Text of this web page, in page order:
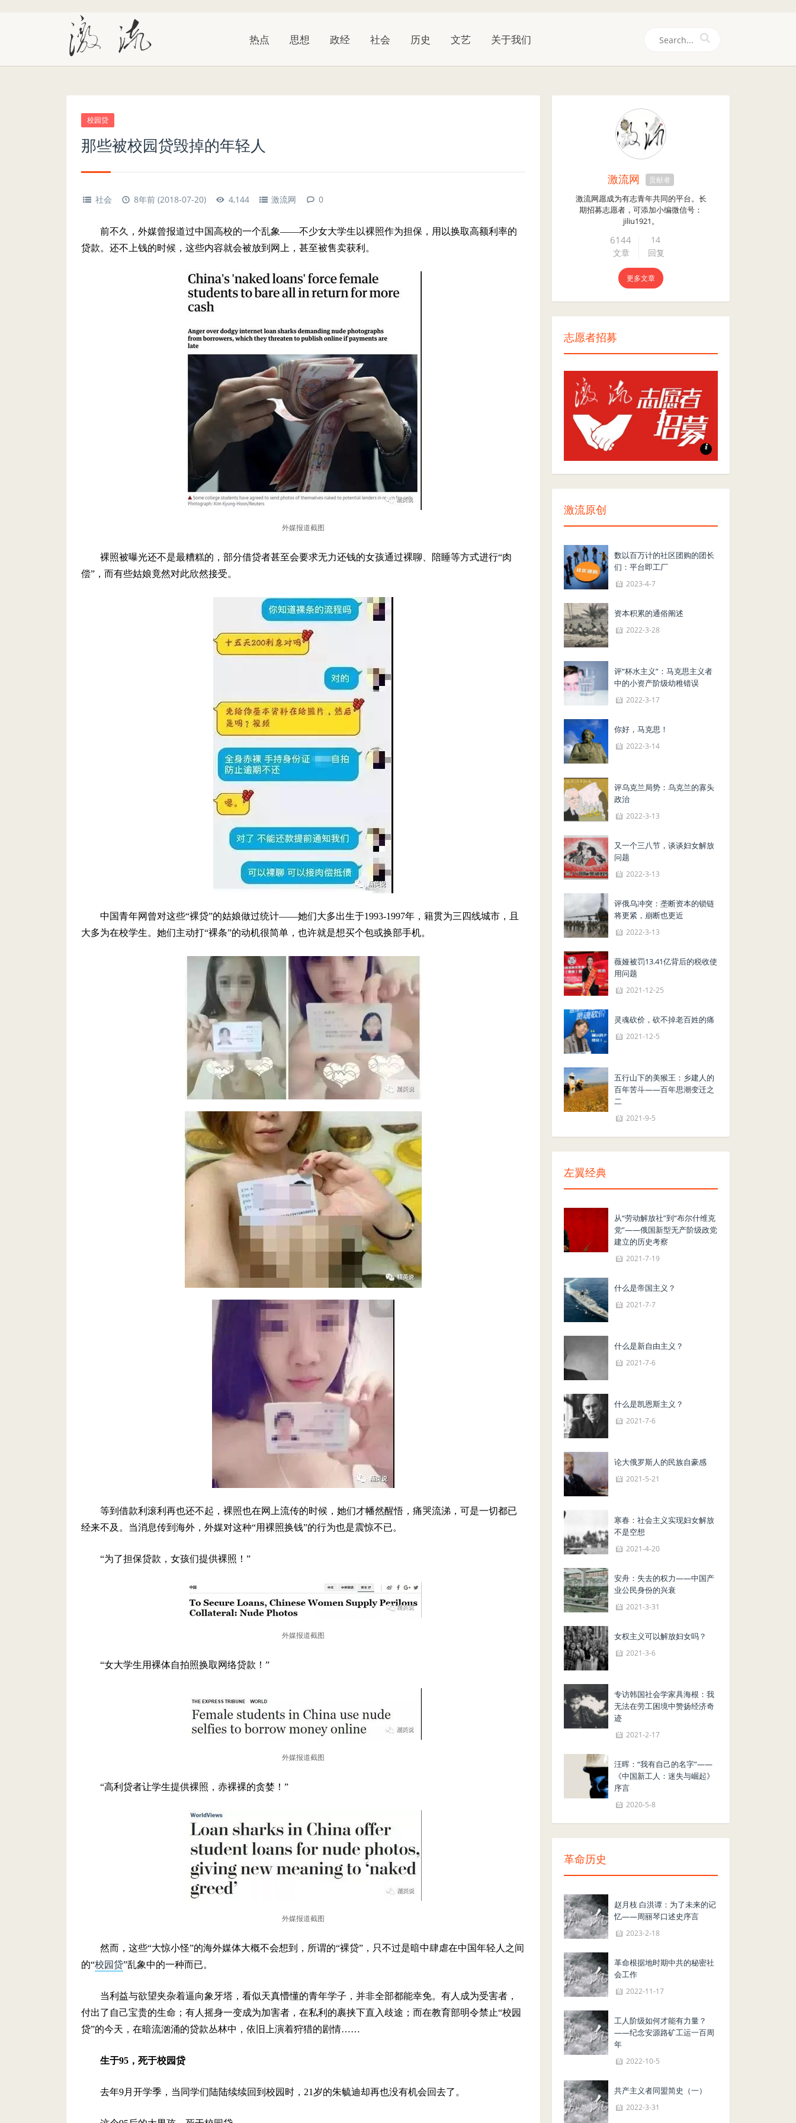
热点 思想 政经 社会 历史 文艺 关于我们
校园贷
那些被校园贷毁掉的年轻人
社会 8年前 (2018-07-20) 4,144 激流网 0
前不久，外媒曾报道过中国高校的一个乱象——不少女大学生以裸照作为担保，用以换取高额利率的
贷款。还不上钱的时候，这些内容就会被放到网上，甚至被售卖获利。
外媒报道截图
裸照被曝光还不是最糟糕的，部分借贷者甚至会要求无力还钱的女孩通过裸聊、陪睡等方式进行“肉
偿”，而有些姑娘竟然对此欣然接受。
中国青年网曾对这些“裸贷”的姑娘做过统计——她们大多出生于1993-1997年，籍贯为三四线城市，且
大多为在校学生。她们主动打“裸条”的动机很简单，也许就是想买个包或换部手机。
等到借款利滚利再也还不起，裸照也在网上流传的时候，她们才幡然醒悟，痛哭流涕，可是一切都已
经来不及。当消息传到海外，外媒对这种“用裸照换钱”的行为也是震惊不已。
“为了担保贷款，女孩们提供裸照！”
外媒报道截图
“女大学生用裸体自拍照换取网络贷款！”
外媒报道截图
“高利贷者让学生提供裸照，赤裸裸的贪婪！”
外媒报道截图
然而，这些“大惊小怪”的海外媒体大概不会想到，所谓的“裸贷”，只不过是暗中肆虐在中国年轻人之间
的“校园贷”乱象中的一种而已。
当利益与欲望夹杂着逼向象牙塔，看似天真懵懂的青年学子，并非全部都能幸免。有人成为受害者，
付出了自己宝贵的生命；有人摇身一变成为加害者，在私利的裹挟下直入歧途；而在教育部明令禁止“校园
贷”的今天，在暗流汹涌的贷款丛林中，依旧上演着狩猎的剧情……
生于95，死于校园贷
去年9月开学季，当同学们陆陆续续回到校园时，21岁的朱毓迪却再也没有机会回去了。
激流网 贡献者
激流网愿成为有志青年共同的平台。长
期招募志愿者，可添加小编微信号：
jiliu1921。
6144
文章
14
回复
更多文章
志愿者招募
志愿者招募
激流原创
数以百万计的社区团购的团长
们：平台即工厂
2023-4-7
资本积累的通俗阐述
2022-3-28
评“杯水主义”：马克思主义者
中的小资产阶级幼稚错误
2022-3-17
你好，马克思！
2022-3-14
评乌克兰局势：乌克兰的寡头
政治
2022-3-13
又一个三八节，谈谈妇女解放
问题
2022-3-13
评俄乌冲突：垄断资本的锁链
将更紧，崩断也更近
2022-3-13
薇娅被罚13.41亿背后的税收使
用问题
2021-12-25
灵魂砍价，砍不掉老百姓的痛
2021-12-5
五行山下的美猴王：乡建人的
百年苦斗——百年思潮变迁之
二
2021-9-5
左翼经典
从“劳动解放社”到“布尔什维克
党”——俄国新型无产阶级政党
建立的历史考察
2021-7-19
什么是帝国主义？
2021-7-7
什么是新自由主义？
2021-7-6
什么是凯恩斯主义？
2021-7-6
论大俄罗斯人的民族自豪感
2021-5-21
寒春：社会主义实现妇女解放
不是空想
2021-4-20
安舟：失去的权力——中国产
业公民身份的兴衰
2021-3-31
女权主义可以解放妇女吗？
2021-3-6
专访韩国社会学家具海根：我
无法在劳工困境中赞扬经济奇
迹
2021-2-17
汪晖：“我有自己的名字”——
《中国新工人：迷失与崛起》
序言
2020-5-8
革命历史
赵月枝 白洪谭：为了未来的记
忆——周丽琴口述史序言
2023-2-18
革命根据地时期中共的秘密社
会工作
2022-11-17
工人阶级如何才能有力量？
——纪念安源路矿工运一百周
年
2022-10-5
共产主义者同盟简史（一）
2022-3-31